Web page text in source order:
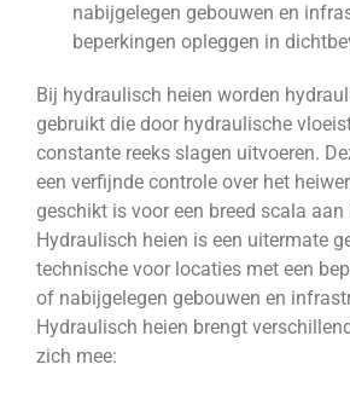
nabijgelegen gebouwen en
beperkingen opleggen in
Bij hydraulisch heien worden
gebruikt die door hydraulische
constante reeks slagen uitvoeren.
een verfijnde controle over het
geschikt is voor een breed scala aan
Hydraulisch heien is een uitermate
technische voor locaties met een
of nabijgelegen gebouwen en
Hydraulisch heien brengt
zich mee: